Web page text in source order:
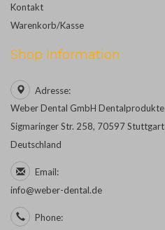
Kontakt
Warenkorb/Kasse
Shop Information
Adresse:
Weber Dental GmbH Dentalprodukte
Sigmaringer Str. 258, 70597 Stuttgart
Deutschland
Email:
info@weber-dental.de
Phone: